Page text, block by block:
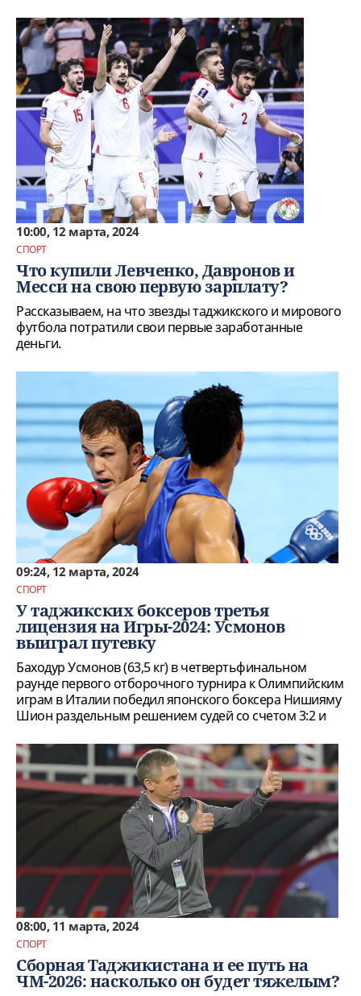
10:00, 12 марта, 2024
СПОРТ
Что купили Левченко, Давронов и
Месси на свою первую зарплату?
Рассказываем, на что звезды таджикского и мирового
футбола потратили свои первые заработанные
деньги.
09:24, 12 марта, 2024
СПОРТ
У таджикских боксеров третья
лицензия на Игры-2024: Усмонов
выиграл путевку
Баходур Усмонов (63,5 кг) в четвертьфинальном
раунде первого отборочного турнира к Олимпийским
играм в Италии победил японского боксера Нишияму
Шион раздельным решением судей со счетом 3:2 и
08:00, 11 марта, 2024
СПОРТ
Сборная Таджикистана и ее путь на
ЧМ-2026: насколько он будет тяжелым?